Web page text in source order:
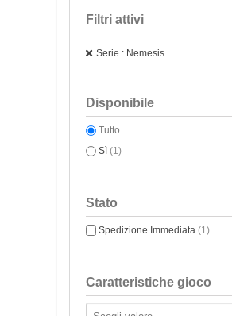
Filtri attivi
Serie : Nemesis
Disponibile
Tutto
Sì (1)
Stato
Spedizione Immediata (1)
Caratteristiche gioco